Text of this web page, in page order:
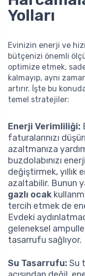
Yolları
Evinizin enerji ve
bütçenizi önemli
optimize etmek,
kalmayıp, aynı
artırır. İşte bu
temel stratejiler:
Enerji Verimliliği:
faturalarınızı
azaltmanıza
buzdolabınızı
değiştirmek, yıllık
azaltabilir. Bunun
gazlı ocak
tercih etmek de
Evdeki
geleneksel
tasarrufu sağlıyor.
Su Tasarrufu: Su